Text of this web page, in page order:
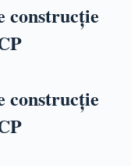
construcție
construcție